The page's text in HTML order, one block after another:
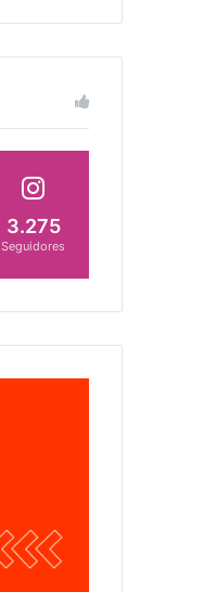
3.275
Seguidores